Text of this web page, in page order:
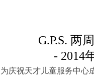
G.P.S. 两
- 2014
为庆祝天才儿童服务中心